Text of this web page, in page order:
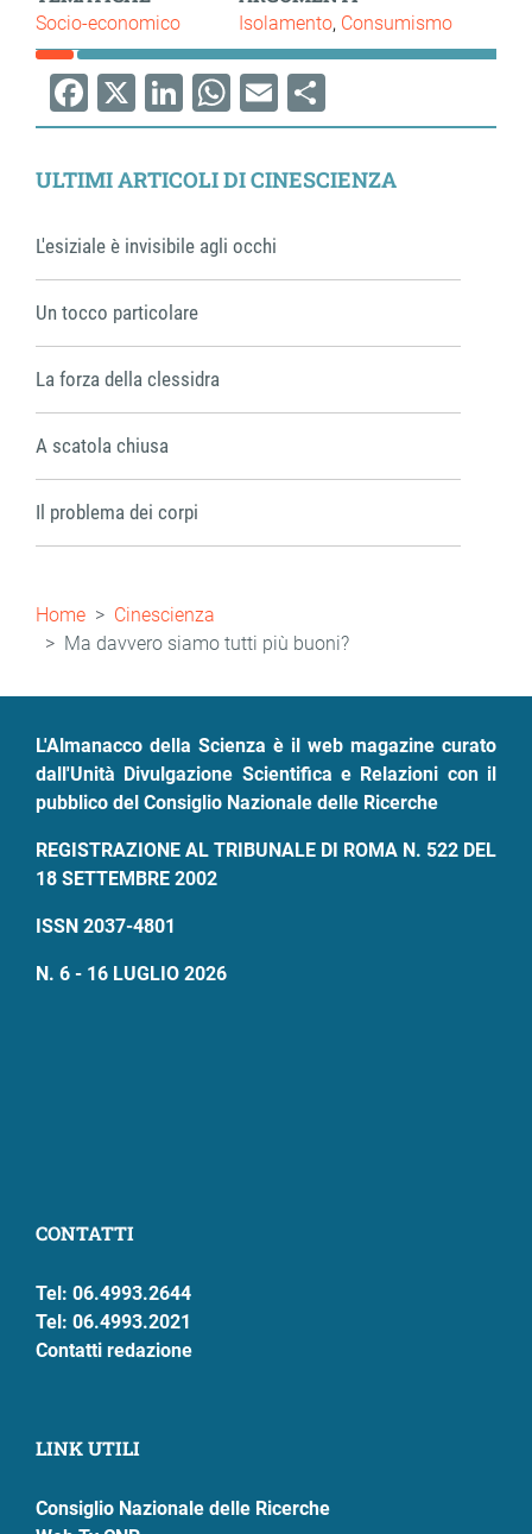
Socio-economico Isolamento Consumismo
Facebook
X LinkedIn
WhatsApp
EmailShare
ULTIMI ARTICOLI DI CINESCIENZA
L'esiziale è invisibile agli occhi
Un tocco particolare
La forza della clessidra
A scatola chiusa
Il problema dei corpi
Briciole
di
pane
Home
Cinescienza
Ma davvero siamo tutti più buoni?
L'Almanacco della Scienza è il web magazine curato
dall'Unità Divulgazione Scientifica e Relazioni con il
pubblico del Consiglio Nazionale delle Ricerche
REGISTRAZIONE AL TRIBUNALE DI ROMA N. 522 DEL
18 SETTEMBRE 2002
ISSN 2037-4801
N. 6 - 16 LUGLIO 2026
CONTATTI
Tel: 06.4993.2644
Tel: 06.4993.2021
Contatti redazione
LINK UTILI
Consiglio Nazionale delle Ricerche